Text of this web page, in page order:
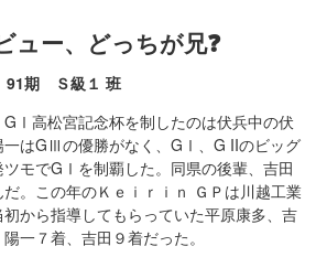
ュー、どっちが兄❓
期 Ｓ級１ 班
高松宮記念杯を制したのは伏兵中の伏
一はGⅢの優勝がなく、GⅠ、G IIのビッグ
モでGⅠを制覇した。同県の後輩、吉田
。この年のＫｅｉｒｉｎ ＧＰは川越工業
から指導してもらっていた平原康多、吉
一７着、吉田９着だった。